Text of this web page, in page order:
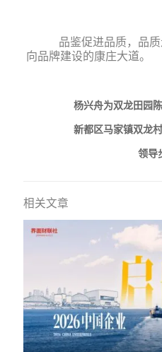
品鉴促进品质，品
向品牌建设的康庄大道。
杨兴舟为双龙田园
新都区马家镇双龙
领导
相关文章